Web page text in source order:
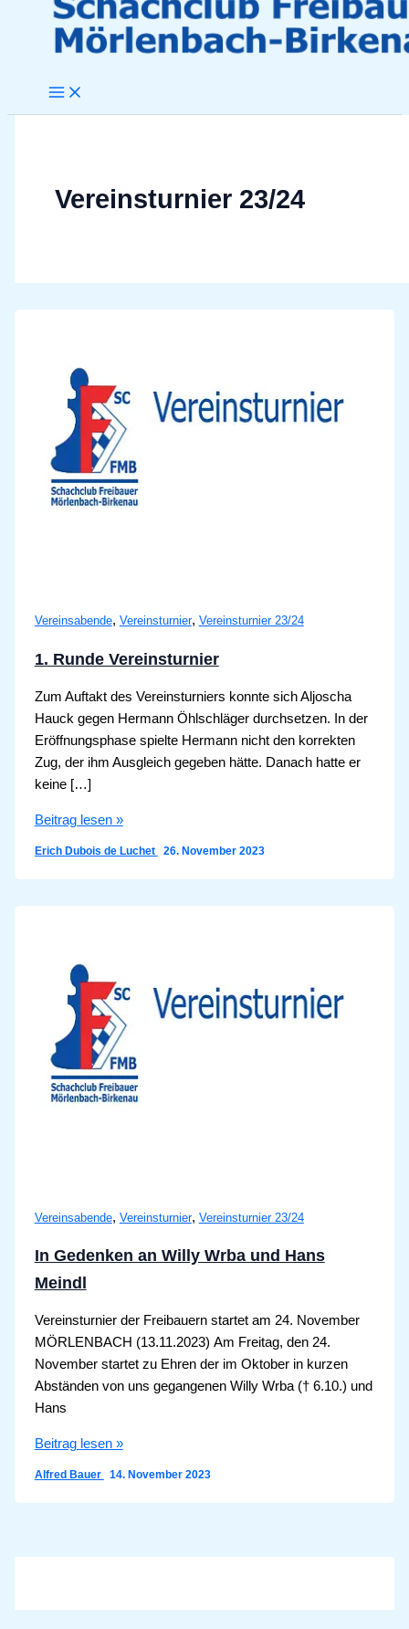
Vereinsturnier 23/24
Vereinsabende, Vereinsturnier, Vereinsturnier 23/24
1. Runde Vereinsturnier
Zum Auftakt des Vereinsturniers konnte sich Aljoscha
Hauck gegen Hermann Öhlschläger durchsetzen. In der
Eröffnungsphase spielte Hermann nicht den korrekten
Zug, der ihm Ausgleich gegeben hätte. Danach hatte er
keine […]
1.
Beitrag lesen »
Erich Dubois de Luchet 26. November 2023
Vereinsabende, Vereinsturnier, Vereinsturnier 23/24
In Gedenken an Willy Wrba und Hans
Meindl
Vereinsturnier der Freibauern startet am 24. November
MÖRLENBACH (13.11.2023) Am Freitag, den 24.
November startet zu Ehren der im Oktober in kurzen
Abständen von uns gegangenen Willy Wrba († 6.10.) und
Hans
In
Beitrag lesen »
Alfred Bauer 14. November 2023